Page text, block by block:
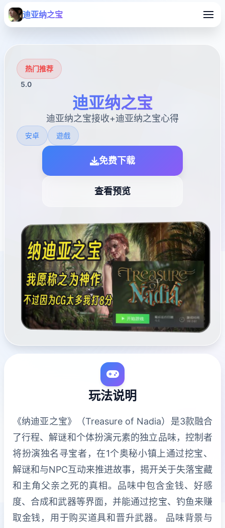
迪亚纳之宝
热门推荐
5.0
迪亚纳之宝
迪亚纳之宝接收+迪亚纳之宝心得
安卓 遊戲
免费下载
查看预览
玩法说明
《纳迪亚之宝》（Treasure of Nadia）是3款融合
了行程、解谜和个体扮演元素的独立品味，控制者
将扮演独名寻宝者，在1个奥秘小镇上通过挖宝、
解谜和与NPC互动来推进故事，揭开关于失落宝藏
和主角父亲之死的真相。品味中包含金钱、好感
度、合成和武器等界面，并能通过挖宝、钓鱼来赚
取金钱，用于购买道具和晋升武器。 品味背景与